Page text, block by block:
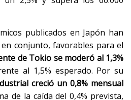
publicados en Japón han
conjunto, favorables para el
de Tokio se moderó al 1,3%
al 1,5% esperado. Por su
creció un 0,8% mensual
de la caída del 0,4% prevista,